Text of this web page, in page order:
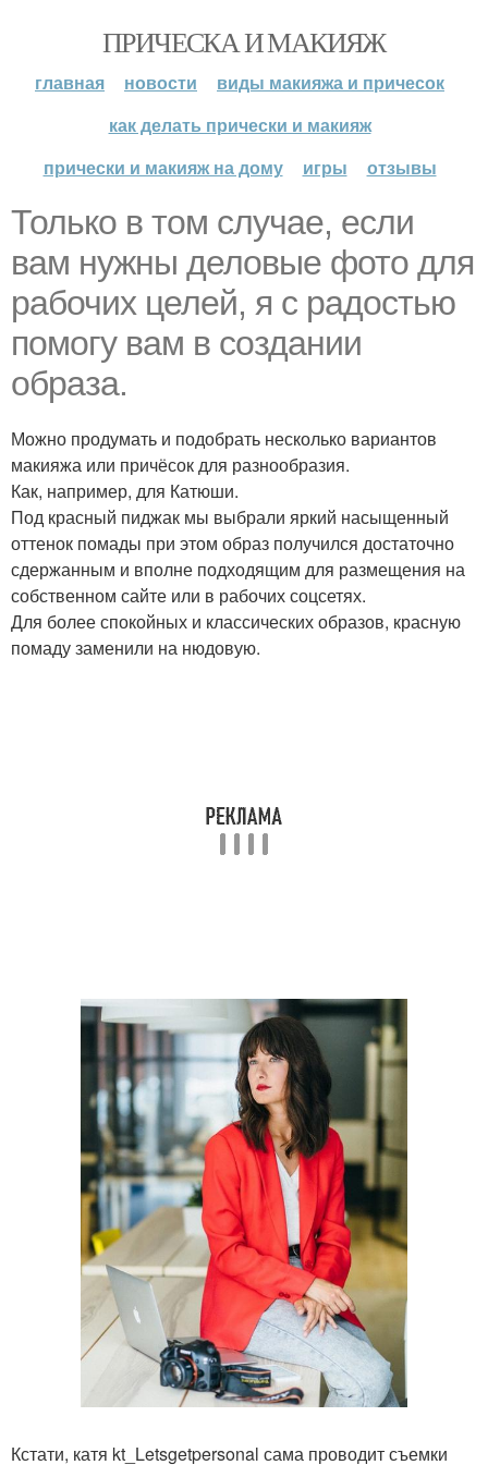
ПРИЧЕСКА И МАКИЯЖ
главная новости
виды макияжа и причесок
как делать прически и макияж
прически и макияж на дому
игры отзывы
Только в том случае, если
вам нужны деловые фото для
рабочих целей, я с радостью
помогу вам в создании
образа.
Можно продумать и подобрать несколько вариантов
макияжа или причёсок для разнообразия.
Как, например, для Катюши.
Под красный пиджак мы выбрали яркий насыщенный
оттенок помады при этом образ получился достаточно
сдержанным и вполне подходящим для размещения на
собственном сайте или в рабочих соцсетях.
Для более спокойных и классических образов, красную
помаду заменили на нюдовую.
Кстати, катя kt_Letsgetpersonal сама проводит съемки